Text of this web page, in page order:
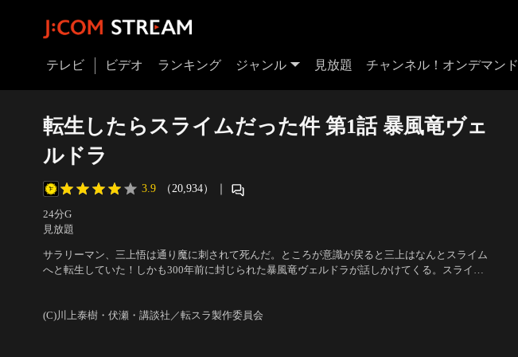
テレビ ビデオ ランキング ジャンル 見放題 チャンネル！オンデマンド
転生したらスライムだった件 第1話 暴風竜ヴェ
ルドラ
3.9 （20,934） ｜
24分G
見放題
サラリーマン、三上悟は通り魔に刺されて死んだ。ところが意識が戻ると三上はなんとスライム
へと転生していた！しかも300年前に封じられた暴風竜ヴェルドラが話しかけてくる。スライム
(C)川上泰樹・伏瀬・講談社／転スラ製作委員会